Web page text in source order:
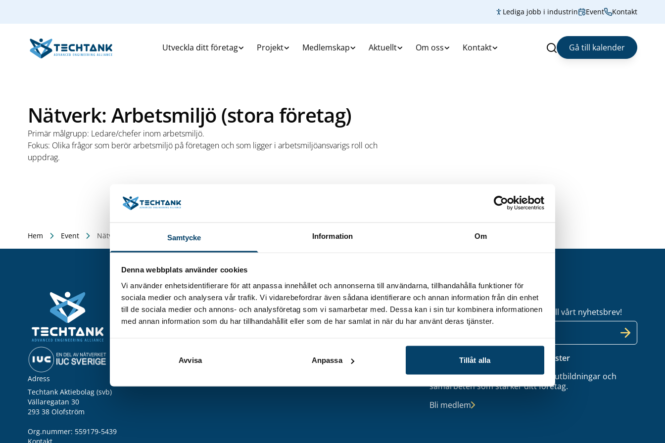
Samtycke Information Om
Denna webbplats använder cookies
Vi använder enhetsidentifierare för att anpassa innehållet och annonserna till användarna, tillhandahålla funktioner för
sociala medier och analysera vår trafik. Vi vidarebefordrar även sådana identifierare och annan information från din enhet
till de sociala medier och annons- och analysföretag som vi samarbetar med. Dessa kan i sin tur kombinera informationen
med annan information som du har tillhandahållit eller som de har samlat in när du har använt deras tjänster.
Avvisa Anpassa Tillåt alla
Lediga jobb i industrin Event Kontakt
Utveckla ditt företag Projekt Medlemskap Aktuellt Om oss Kontakt Sök Gå till kalender
Nätverk: Arbetsmiljö (stora företag)
Primär målgrupp: Ledare/chefer inom arbetsmiljö.
Fokus: Olika frågor som berör arbetsmiljö på företagen och som ligger i arbetsmiljöansvarigs roll och
uppdrag.
Hem Event Nätverk: Arbetsmiljö (stora företag)
Adress
Techtank Aktiebolag (svb)
Vällaregatan 30
293 38 Olofström
Org.nummer: 559179-5439
Utveckla ditt företag
Kompetensutveckling & -försörjning
Teknikutveckling & Innovation
Affärsutveckling & Tillväxt
Utbildningar
Engagera dig
Nätverk
Eventkalender
Om Techtank
Ägare och styrelse
Projektfinansiärer
Kontakt
Nyhetsbrev
Håll dig uppdaterad – anmäl dig till vårt nyhetsbrev!
E-
Bli medlem i Techtanks industrikluster
Få tillgång till coachning, nätverk, utbildningar och
samarbeten som stärker ditt företag.
Bli medlem